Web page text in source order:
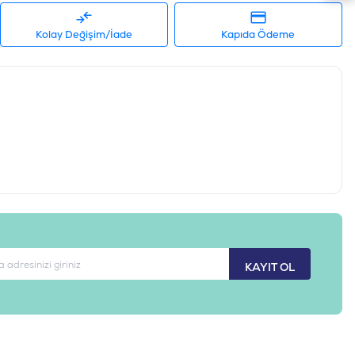
Kolay Değişim/İade Kapıda Ödeme
KAYIT OL